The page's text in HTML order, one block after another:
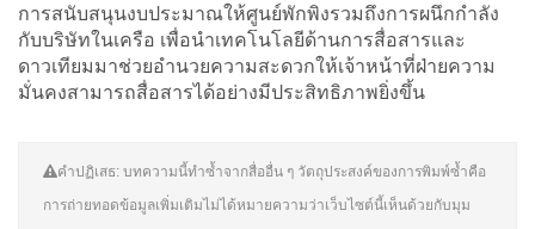
การสนับสนุนงบประมาณให้ศูนย์พักพิงรวมถึงการผนึกกำลัง
กับบริษัทในเครือ เพื่อนำเทคโนโลยีด้านการสื่อสารและ
ดาวเทียมมาช่วยอำนวยความสะดวกให้เจ้าหน้าที่ฝ่ายความ
มั่นคงสามารถสื่อสารได้อย่างมีประสิทธิภาพยิ่งขึ้น
คำปฏิเสธ: บทความนี้ทำซ้ำจากสื่ออื่น ๆ วัตถุประสงค์ของการพิมพ์ซ้ำคือ
การถ่ายทอดข้อมูลเพิ่มเติมไม่ได้หมายความว่าเว็บไซต์นี้เห็นด้วยกับมุม